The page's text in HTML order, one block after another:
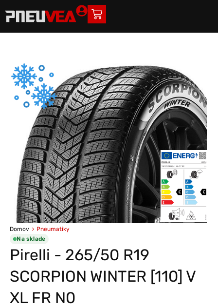
Domov
Pneumatiky
Na sklade
Pirelli - 265/50 R19
SCORPION WINTER [110] V
XL FR N0